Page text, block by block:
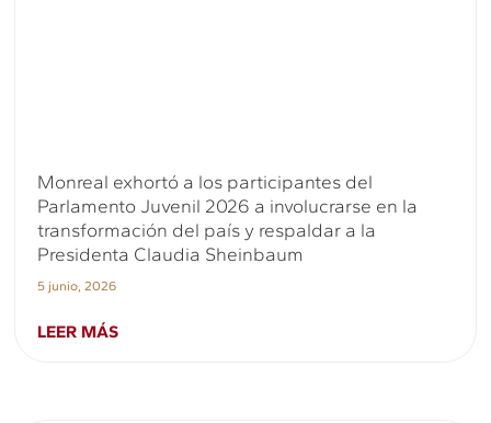
Monreal exhortó a los participantes del
Parlamento Juvenil 2026 a involucrarse en la
transformación del país y respaldar a la
Presidenta Claudia Sheinbaum
5 junio, 2026
LEER MÁS